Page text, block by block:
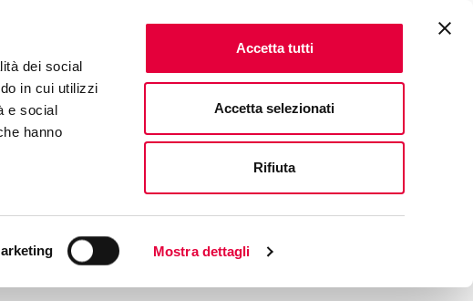
dei social
in cui utilizzi
e social
hanno
Mostra dettagli
Accetta tutti
Accetta selezionati
Rifiuta